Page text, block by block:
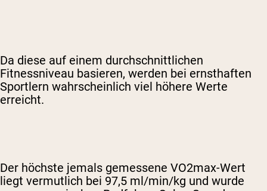
Da diese auf einem durchschnittlichen
Fitnessniveau basieren, werden bei ernsthaften
Sportlern wahrscheinlich viel höhere Werte
erreicht.
Der höchste jemals gemessene VO2max-Wert
liegt vermutlich bei 97,5 ml/min/kg und wurde